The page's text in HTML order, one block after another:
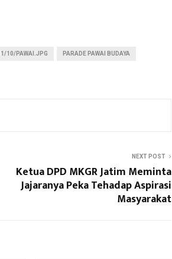
10/PAWAI.JPG PARADE PAWAI BUDAYA
NEXT POST
Ketua DPD MKGR Jatim Meminta
Jajaranya Peka Tehadap Aspirasi
Masyarakat